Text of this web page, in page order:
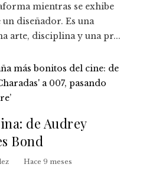
mientras se exhibe
diseñador. Es una
arte, disciplina y una pr...
de Audrey
Bond
Hace 9 meses